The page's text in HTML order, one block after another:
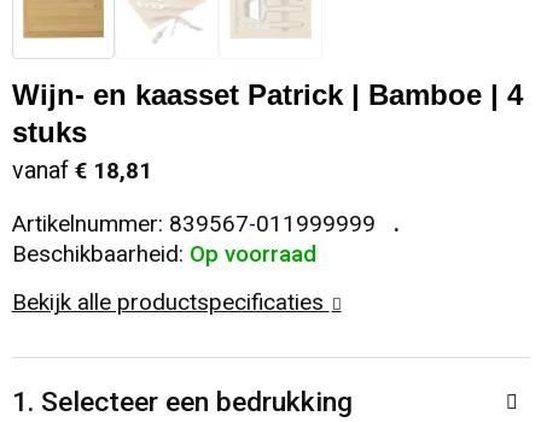
Sleutelhangers en Lanyards
Snoepgoed
Spellen voor binnen en buiten
Sport
Themapakketten
Veiligheid, Auto en Fiets
Koeltassen en Koelboxen
Koffers en Trolleys
Laptop hoezen en tassen
Matrozentassen
Opbergtassen
Opvouwbare tassen
Sweaters
T-Shirts
Vesten
Reflecterende vesten
Regenkleding
Restauranttextiel
Schoenen
Schorten en Sloven
Sweaters
Wijn- en kaasset Patrick | Bamboe | 4
stuks
vanaf € 18,81
Artikelnummer: 839567-011999999
Beschikbaarheid: Op voorraad
Bekijk alle productspecificaties
1. Selecteer een bedrukking